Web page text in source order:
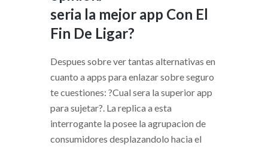
seri­a la mejor app Con El
Fin De Ligar?
Despues sobre ver tantas alternativas en
cuanto a apps para enlazar sobre seguro
te cuestiones: ?Cual sera la superior app
para sujetar?. La replica a esta
interrogante la posee la agrupacion de
consumidores desplazandolo hacia el